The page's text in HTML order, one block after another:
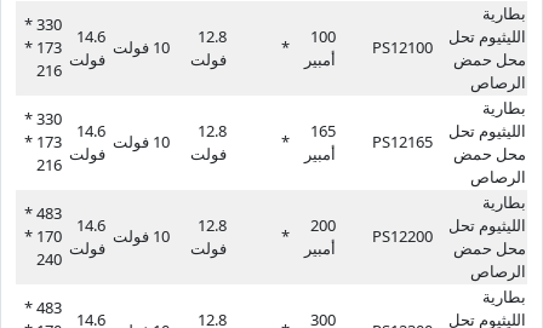
بطارية
الليثيوم تحل
محل حمض
الرصاص
PS12100
100
أمبير
*
12.8
فولت
10 فولت
14.6
فولت
330 *
173 *
216
بطارية
الليثيوم تحل
محل حمض
الرصاص
PS12165
165
أمبير
*
12.8
فولت
10 فولت
14.6
فولت
330 *
173 *
216
بطارية
الليثيوم تحل
محل حمض
الرصاص
PS12200
200
أمبير
*
12.8
فولت
10 فولت
14.6
فولت
483 *
170 *
240
بطارية
الليثيوم تحل
300
12.8
14.6
483 *